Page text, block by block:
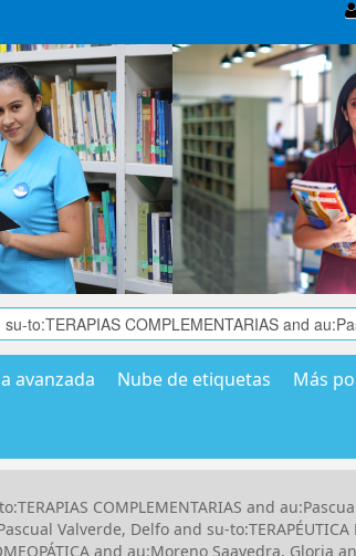
avanzada Nube de etiquetas Más
COMPLEMENTARIAS and
Valverde, Delfo and su-